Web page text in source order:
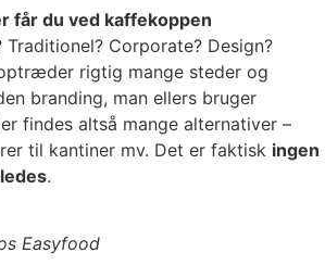
får du ved kaffekoppen
Traditionel? Corporate? Design?
rigtig mange steder og
branding, man ellers bruger
findes altså mange alternativer –
til kantiner mv. Det er faktisk ingen
.
Easyfood